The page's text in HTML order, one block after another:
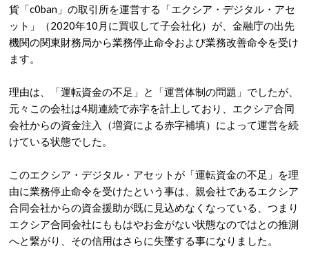
貨「c0ban」の取引所を運営する「エクシア・デジタル・アセ
ット」（2020年10月に買収して子会社化）が、金融庁の出先
機関の関東財務局から業務停止命令および業務改善命令を受け
ます。
理由は、「運転資金の不足」と「運営体制の問題」でしたが、
元々この会社は4期連続で赤字を計上しており、エクシア合同
会社からの資金注入（増資による赤字補填）によって運営を続
けている状態でした。
このエクシア・デジタル・アセットが「運転資金の不足」を理
由に業務停止命令を受けたという事は、親会社であるエクシア
合同会社からの資金援助が既に見込めなくなっている、つまり
エクシア合同会社にももはやお金がない状態なのではとの推測
へと繋がり、その信用はさらに失墜する事になりました。